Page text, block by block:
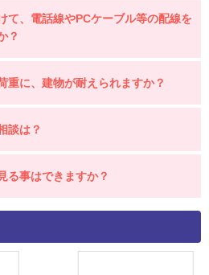
て、電話線やPCケーブル等の配線を
？
重に、建物が耐えられますか？
談は？
る事はできますか？